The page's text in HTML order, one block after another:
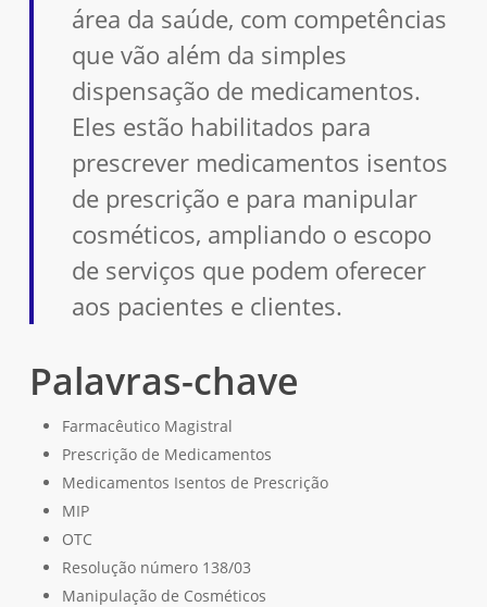
Nenhum produto no carrinho.
Go To Shop
área da saúde, com competências
que vão além da simples
dispensação de medicamentos.
Eles estão habilitados para
prescrever medicamentos isentos
de prescrição e para manipular
cosméticos, ampliando o escopo
de serviços que podem oferecer
aos pacientes e clientes.
Palavras-chave
Farmacêutico Magistral
Prescrição de Medicamentos
Medicamentos Isentos de Prescrição
MIP
OTC
Resolução número 138/03
Manipulação de Cosméticos